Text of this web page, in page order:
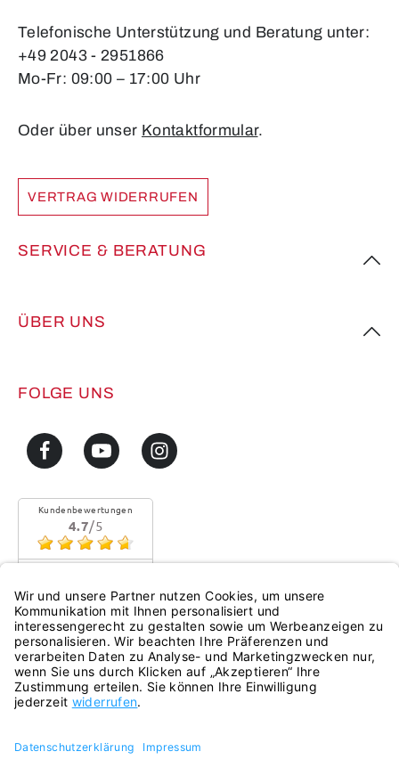
Telefonische Unterstützung und Beratung unter:
+49 2043 - 2951866
Mo-Fr: 09:00 – 17:00 Uhr
Oder über unser Kontaktformular.
VERTRAG WIDERRUFEN
SERVICE & BERATUNG
ÜBER UNS
FOLGE UNS
Kundenbewertungen
4.7/5
eKomi